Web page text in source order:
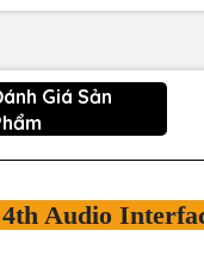
Giá Sản
Audio